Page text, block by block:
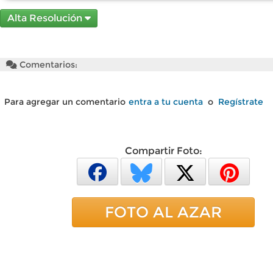
Alta Resolución
Comentarios:
Para agregar un comentario entra a tu cuenta o Regístrate
Compartir Foto:
FOTO AL AZAR